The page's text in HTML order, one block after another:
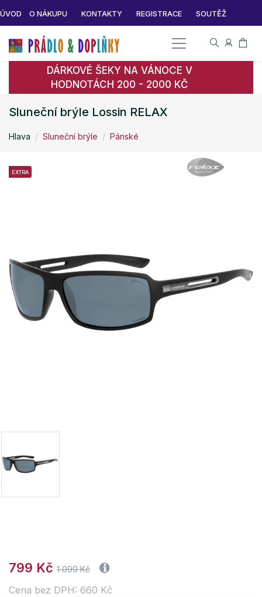
ÚVOD O NÁKUPU KONTAKTY REGISTRACE SOUTĚŽ
DÁRKOVÉ ŠEKY NA VÁNOCE V
HODNOTÁCH 200 - 2000 KČ
Sluneční brýle Lossin RELAX
Hlava Sluneční brýle Pánské
EXTRA
799 Kč 1 099 Kč
Cena bez DPH: 660 Kč